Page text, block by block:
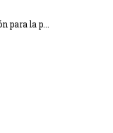
para la p...